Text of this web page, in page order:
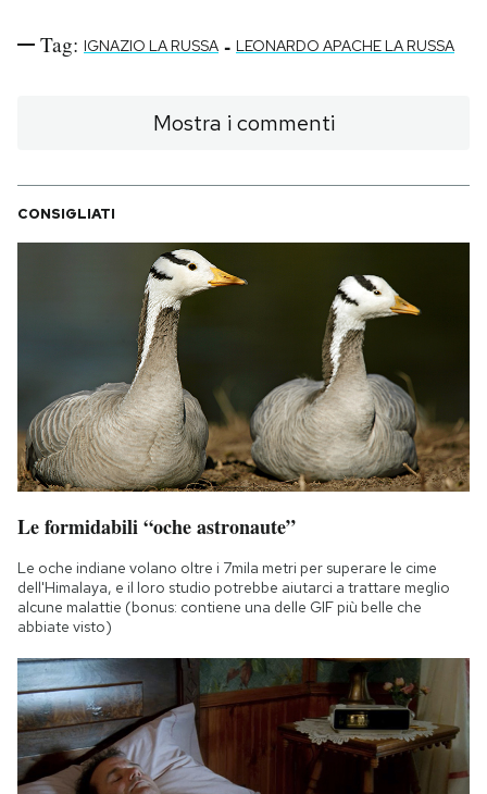
Tag: IGNAZIO LA RUSSA - LEONARDO APACHE LA RUSSA
Mostra i commenti
CONSIGLIATI
Le formidabili “oche astronaute”
Le oche indiane volano oltre i 7mila metri per superare le cime
dell'Himalaya, e il loro studio potrebbe aiutarci a trattare meglio
alcune malattie (bonus: contiene una delle GIF più belle che
abbiate visto)